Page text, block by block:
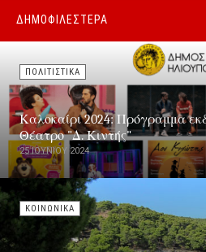
ΔΗΜΟΦΙΛΕΣΤΕΡΑ
ΠΟΛΙΤΙΣΤΙΚΑ
Καλοκαίρι 2024: Πρόγραμμα
Θέατρο "Δ. Κιντής"
25 ΙΟΥΝΊΟΥ 2024
ΚΟΙΝΩΝΙΚΑ